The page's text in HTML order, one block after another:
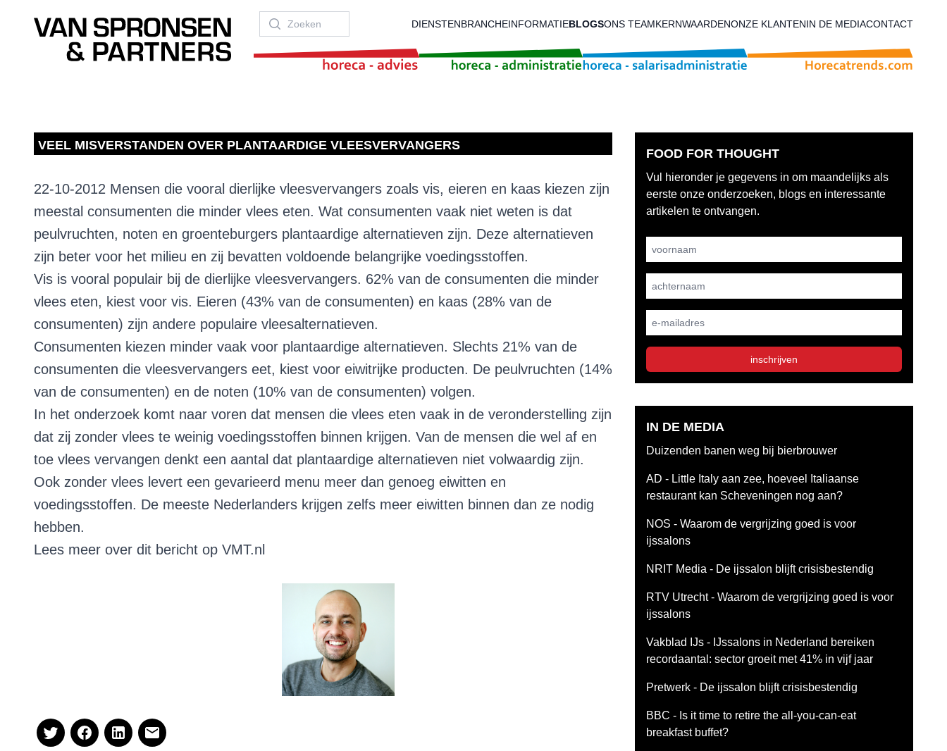
Zoeken
DIENSTENBRANCHEINFORMATIEBLOGSONS TEAMKERNWAARDENONZE KLANTENIN DE MEDIACONTACT
VEEL MISVERSTANDEN OVER PLANTAARDIGE VLEESVERVANGERS
22-10-2012 Mensen die vooral dierlijke vleesvervangers zoals vis, eieren en kaas kiezen zijn
meestal consumenten die minder vlees eten. Wat consumenten vaak niet weten is dat
peulvruchten, noten en groenteburgers plantaardige alternatieven zijn. Deze alternatieven
zijn beter voor het milieu en zij bevatten voldoende belangrijke voedingsstoffen.
Vis is vooral populair bij de dierlijke vleesvervangers. 62% van de consumenten die minder
vlees eten, kiest voor vis. Eieren (43% van de consumenten) en kaas (28% van de
consumenten) zijn andere populaire vleesalternatieven.
Consumenten kiezen minder vaak voor plantaardige alternatieven. Slechts 21% van de
consumenten die vleesvervangers eet, kiest voor eiwitrijke producten. De peulvruchten (14%
van de consumenten) en de noten (10% van de consumenten) volgen.
In het onderzoek komt naar voren dat mensen die vlees eten vaak in de veronderstelling zijn
dat zij zonder vlees te weinig voedingsstoffen binnen krijgen. Van de mensen die wel af en
toe vlees vervangen denkt een aantal dat plantaardige alternatieven niet volwaardig zijn.
Ook zonder vlees levert een gevarieerd menu meer dan genoeg eiwitten en
voedingsstoffen. De meeste Nederlanders krijgen zelfs meer eiwitten binnen dan ze nodig
hebben.
Lees meer over dit bericht op VMT.nl
FOOD FOR THOUGHT
Vul hieronder je gegevens in om maandelijks als
eerste onze onderzoeken, blogs en interessante
artikelen te ontvangen.
achternaam
E-mailadres
inschrijven
IN DE MEDIA
Duizenden banen weg bij bierbrouwer
AD - Little Italy aan zee, hoeveel Italiaanse
restaurant kan Scheveningen nog aan?
NOS - Waarom de vergrijzing goed is voor
ijssalons
NRIT Media - De ijssalon blijft crisisbestendig
RTV Utrecht - Waarom de vergrijzing goed is voor
ijssalons
Vakblad IJs - IJssalons in Nederland bereiken
recordaantal: sector groeit met 41% in vijf jaar
Pretwerk - De ijssalon blijft crisisbestendig
BBC - Is it time to retire the all-you-can-eat
breakfast buffet?